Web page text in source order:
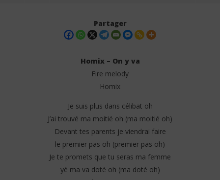
NOW VIEWING
Homix – On y va (Lyrics)
Partager
Homix – On y va
Fire melody
Homix
Je suis plus dans célibat oh
J’ai trouvé ma moitié oh (ma moitié oh)
Devant tes parents je viendrai faire
le premier pas oh (premier pas oh)
Je te promets que tu seras ma femme
yé ma va doté oh (ma doté oh)